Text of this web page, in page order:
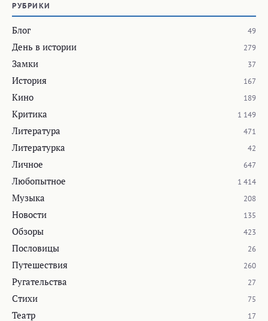
РУБРИКИ
Блог 49
День в истории 279
Замки 37
История 167
Кино 189
Критика 1 149
Литература 471
Литературка 42
Личное 647
Любопытное 1 414
Музыка 208
Новости 135
Обзоры 423
Пословицы 26
Путешествия 260
Ругательства 27
Стихи 75
Театр 17